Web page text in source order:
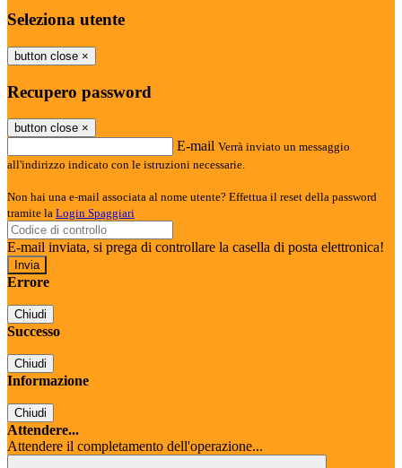
Seleziona utente
button close ×
Recupero password
button close ×
E-mail Verrà inviato un messaggio
all'indirizzo indicato con le istruzioni necessarie.
Non hai una e-mail associata al nome utente? Effettua il reset della password
tramite la Login Spaggiari
E-mail inviata, si prega di controllare la casella di posta elettronica!
Errore
Chiudi
Successo
Chiudi
Informazione
Chiudi
Attendere...
Attendere il completamento dell'operazione...